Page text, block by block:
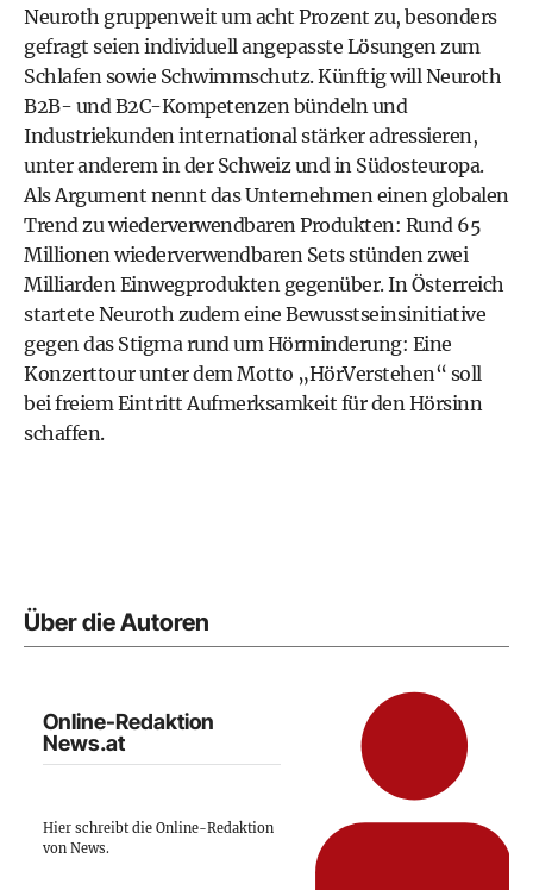
Neuroth gruppenweit um acht Prozent zu, besonders
gefragt seien individuell angepasste Lösungen zum
Schlafen sowie Schwimmschutz. Künftig will Neuroth
B2B- und B2C-Kompetenzen bündeln und
Industriekunden international stärker adressieren,
unter anderem in der Schweiz und in Südosteuropa.
Als Argument nennt das Unternehmen einen globalen
Trend zu wiederverwendbaren Produkten: Rund 65
Millionen wiederverwendbaren Sets stünden zwei
Milliarden Einwegprodukten gegenüber. In Österreich
startete Neuroth zudem eine Bewusstseinsinitiative
gegen das Stigma rund um Hörminderung: Eine
Konzerttour unter dem Motto „HörVerstehen“ soll
bei freiem Eintritt Aufmerksamkeit für den Hörsinn
schaffen.
Über die Autoren
Online-Redaktion
News.at
Hier schreibt die Online-Redaktion
von News.